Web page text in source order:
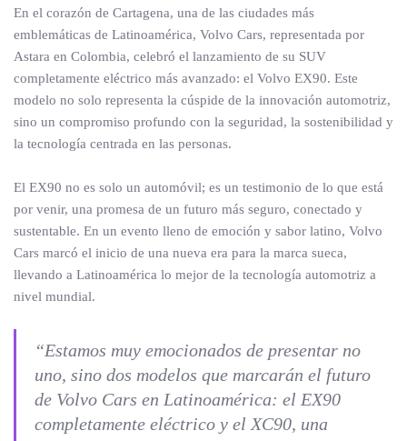
En el corazón de Cartagena, una de las ciudades más
emblemáticas de Latinoamérica, Volvo Cars, representada por
Astara en Colombia, celebró el lanzamiento de su SUV
completamente eléctrico más avanzado: el Volvo EX90. Este
modelo no solo representa la cúspide de la innovación automotriz,
sino un compromiso profundo con la seguridad, la sostenibilidad y
la tecnología centrada en las personas.
El EX90 no es solo un automóvil; es un testimonio de lo que está
por venir, una promesa de un futuro más seguro, conectado y
sustentable. En un evento lleno de emoción y sabor latino, Volvo
Cars marcó el inicio de una nueva era para la marca sueca,
llevando a Latinoamérica lo mejor de la tecnología automotriz a
nivel mundial.
“Estamos muy emocionados de presentar no
uno, sino dos modelos que marcarán el futuro
de Volvo Cars en Latinoamérica: el EX90
completamente eléctrico y el XC90, una